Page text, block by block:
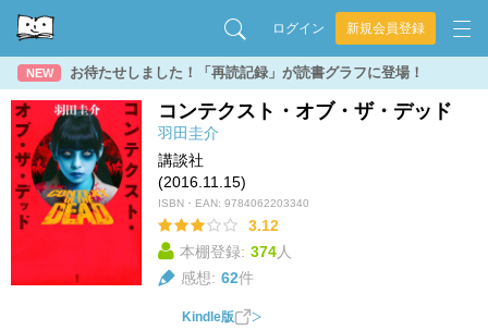
ログイン 新規会員登録
NEW お待たせしました！「再読記録」が読書グラフに登場！
コンテクスト・オブ・ザ・デッド
羽田圭介
講談社
(2016.11.15)
ISBN・EAN: 9784062203340
3.12
本棚登録: 374人
感想: 62件
Kindle版